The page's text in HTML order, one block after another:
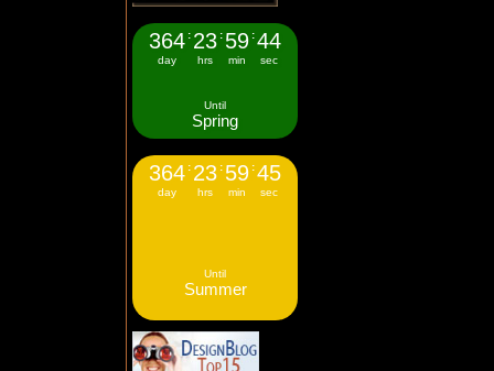
364
day
: 23
hrs
: 59
min
:44
sec
Until
Spring
364
day
: 23
hrs
: 59
min
:45
sec
Until
Summer